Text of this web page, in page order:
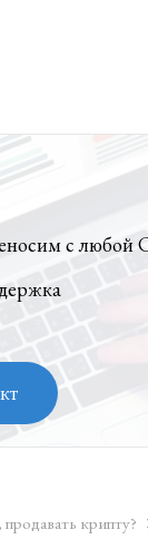
с любой
крипту?